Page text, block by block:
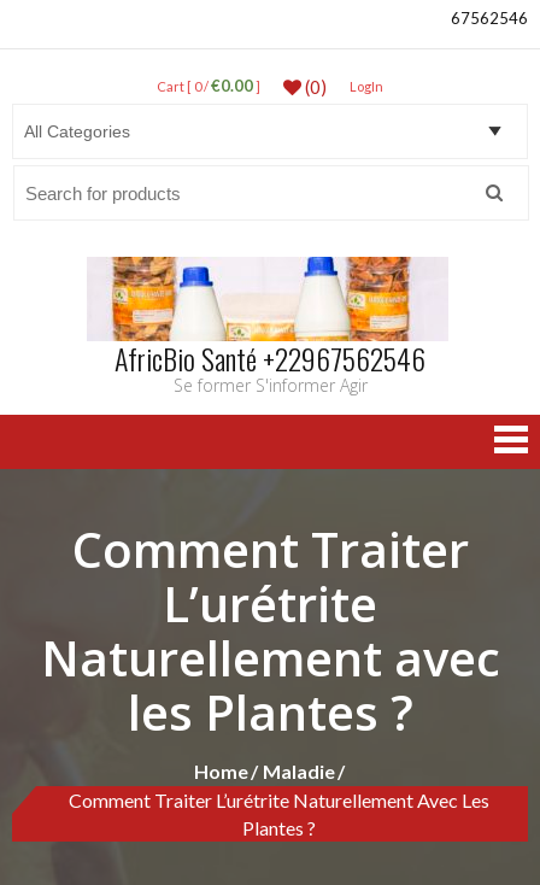
67562546
Cart [ 0 /€0.00] (0) LogIn
AfricBio Santé +22967562546
Se former S'informer Agir
Comment Traiter
L’urétrite
Naturellement avec
les Plantes ?
Home
Maladie
Comment Traiter L’urétrite Naturellement Avec Les
Plantes ?